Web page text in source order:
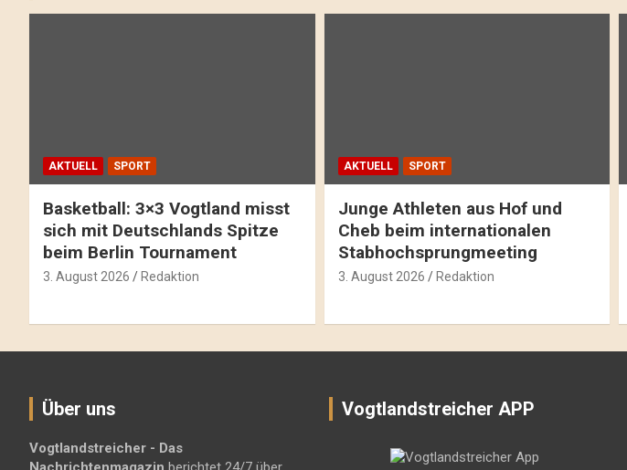
AKTUELL SPORT
Basketball: 3×3 Vogtland misst
sich mit Deutschlands Spitze
beim Berlin Tournament
3. August 2026 Redaktion
AKTUELL SPORT
Junge Athleten aus Hof und
Cheb beim internationalen
Stabhochsprungmeeting
3. August 2026 Redaktion
Über uns
Vogtlandstreicher - Das
Vogtlandstreicher APP